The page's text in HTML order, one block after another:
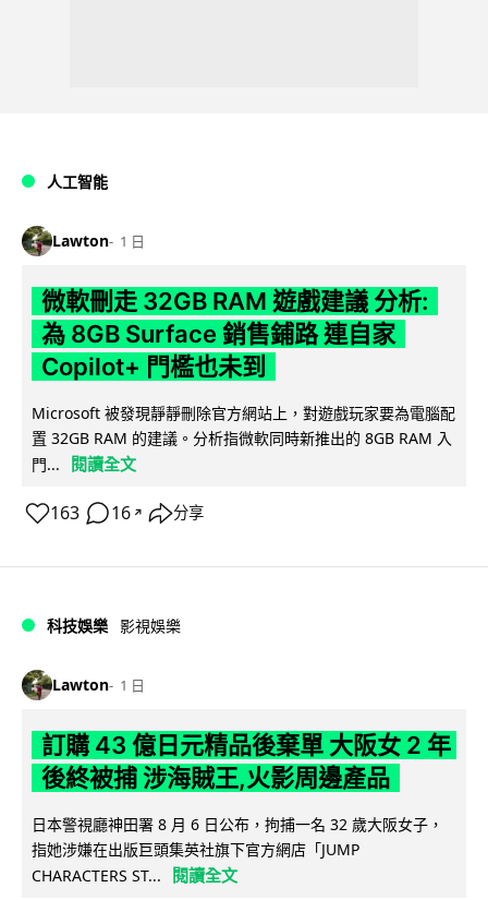
人工智能
Lawton 1 日
微軟刪走 32GB RAM 遊戲建議 分析:
為 8GB Surface 銷售鋪路 連自家
Copilot+ 門檻也未到
Microsoft 被發現靜靜刪除官方網站上，對遊戲玩家要為電腦配
置 32GB RAM 的建議。分析指微軟同時新推出的 8GB RAM 入
門...
閱讀全文
163 16 ↗ 分享
科技娛樂 影視娛樂
Lawton 1 日
訂購 43 億日元精品後棄單 大阪女 2 年
後終被捕 涉海賊王,火影周邊產品
日本警視廳神田署 8 月 6 日公布，拘捕一名 32 歲大阪女子，
指她涉嫌在出版巨頭集英社旗下官方網店「JUMP
CHARACTERS ST...
閱讀全文